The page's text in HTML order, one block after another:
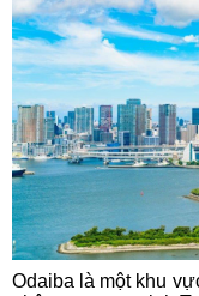
Odaiba là một khu